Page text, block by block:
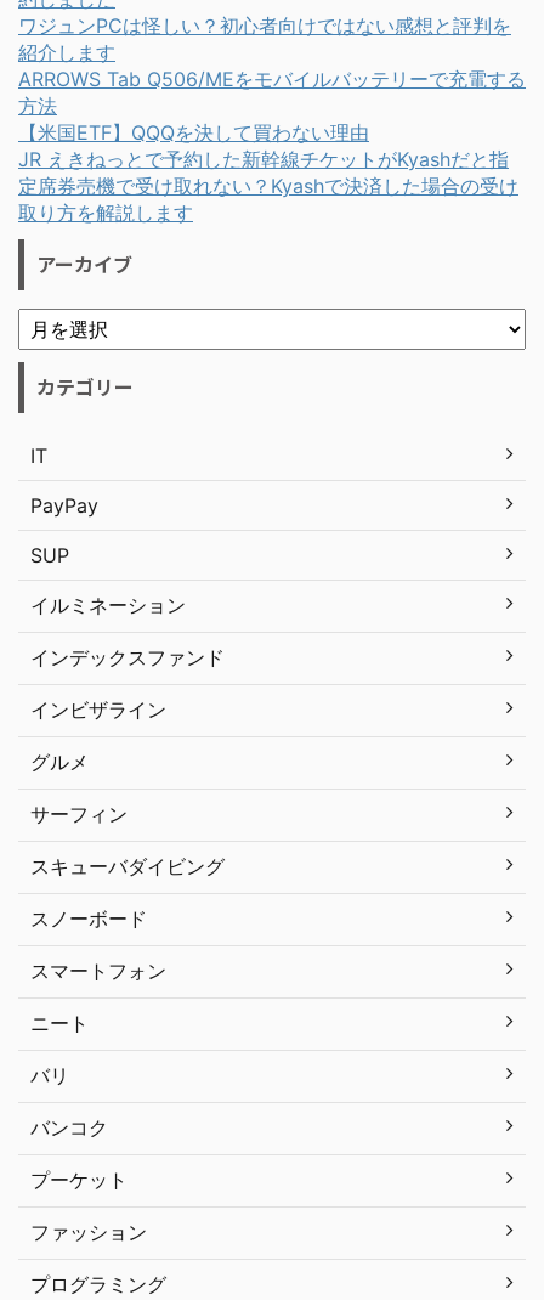
ワジュンPCは怪しい？初心者向けではない感想と評判を
紹介します
ARROWS Tab Q506/MEをモバイルバッテリーで充電する
方法
【米国ETF】QQQを決して買わない理由
JR えきねっとで予約した新幹線チケットがKyashだと指
定席券売機で受け取れない？Kyashで決済した場合の受け
取り方を解説します
アーカイブ
カテゴリー
IT
PayPay
SUP
イルミネーション
インデックスファンド
インビザライン
グルメ
サーフィン
スキューバダイビング
スノーボード
スマートフォン
ニート
バリ
バンコク
プーケット
ファッション
プログラミング